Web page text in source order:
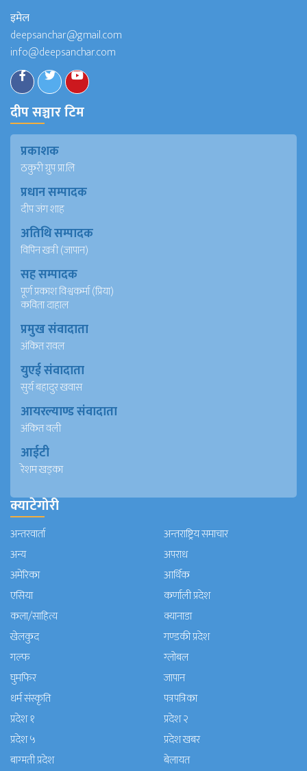
इमेल
deepsanchar@gmail.com
info@deepsanchar.com
दीप सञ्चार टिम
प्रकाशक
ठकुरी ग्रुप प्रा.लि
प्रधान सम्पादक
दीप जंग शाह
अतिथि सम्पादक
विपिन खत्री (जापान)
सह सम्पादक
पूर्ण प्रकाश विश्वकर्मा (प्रिया)
कविता दाहाल
प्रमुख संवादाता
अंकित रावल
युएई संवादाता
सुर्य बहादुर खवास
आयरल्याण्ड संवादाता
अंकित वली
आईटी
रेशम खड्का
क्याटेगोरी
अन्तरवार्ता
अन्तराष्ट्रिय समाचार
अन्य
अपराध
अमेरिका
आर्थिक
एसिया
कर्णाली प्रदेश
कला/साहित्य
क्यानाडा
खेलकुद
गण्डकी प्रदेश
गल्फ
ग्लोबल
घुमफिर
जापान
धर्म संस्कृति
पत्रपत्रिका
प्रदेश १
प्रदेश २
प्रदेश ५
प्रदेश खबर
बाग्मती प्रदेश
बेलायत